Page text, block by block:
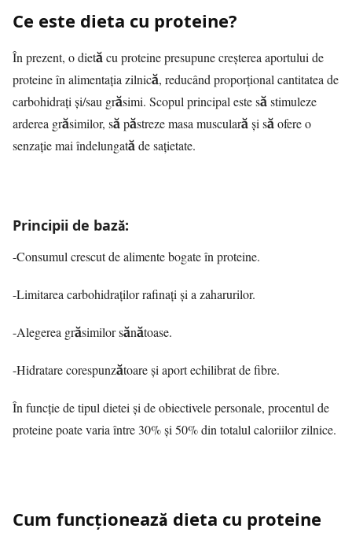
Ce este dieta cu proteine?
În prezent, o dietă cu proteine presupune creșterea aportului de
proteine în alimentația zilnică, reducând proporțional cantitatea de
carbohidrați și/sau grăsimi. Scopul principal este să stimuleze
arderea grăsimilor, să păstreze masa musculară și să ofere o
senzație mai îndelungată de sațietate.
Principii de bază:
-Consumul crescut de alimente bogate în proteine.
-Limitarea carbohidraților rafinați și a zaharurilor.
-Alegerea grăsimilor sănătoase.
-Hidratare corespunzătoare și aport echilibrat de fibre.
În funcție de tipul dietei și de obiectivele personale, procentul de
proteine poate varia între 30% și 50% din totalul caloriilor zilnice.
Cum funcționează dieta cu proteine